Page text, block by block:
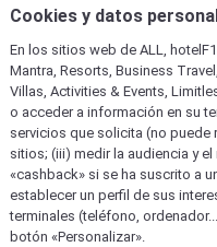
Cookies y datos
En los sitios web de ALL,
Mantra, Resorts, Business
Villas, Activities & Events,
o acceder a información en su
servicios que solicita (no puede
sitios; (iii) medir la audiencia y
«cashback» si se ha suscrito a
establecer un perfil de sus
terminales (teléfono,
botón «Personalizar».